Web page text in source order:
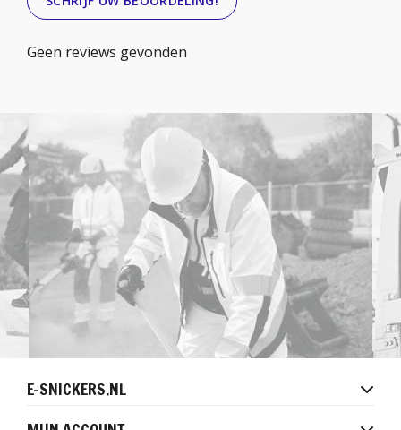
Geen reviews gevonden
E-SNICKERS.NL